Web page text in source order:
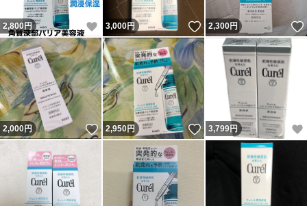
2,800円 いいね！
3,000円 いいね！
2,300円
2,000円 いいね！
2,950円 いいね！
3,799円